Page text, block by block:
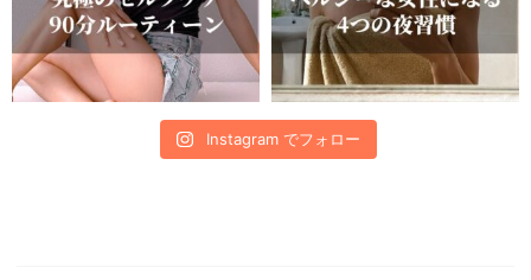
Instagram でフォロー